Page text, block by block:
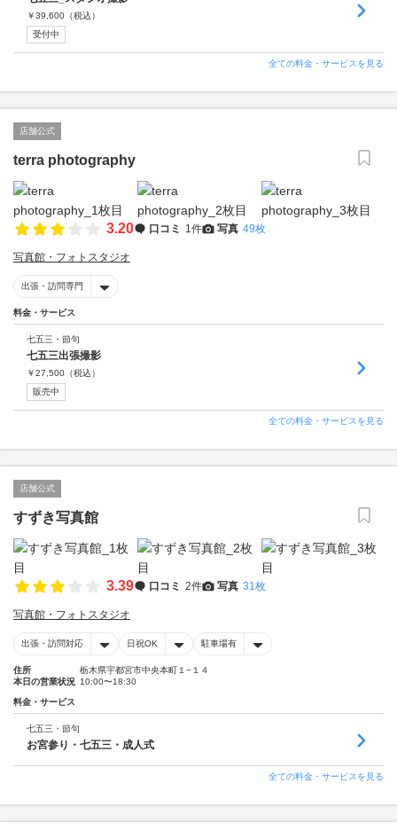
￥39,600 （税込）
受付中
全ての料金・サービスを見る
店舗公式
terra photography
3.20 口コミ 1件 写真 49枚
写真館・フォトスタジオ
出張・訪問専門
料金・サービス
七五三・節句
七五三出張撮影
￥27,500 （税込）
販売中
全ての料金・サービスを見る
店舗公式
すずき写真館
3.39 口コミ 2件 写真 31枚
写真館・フォトスタジオ
出張・訪問対応 日祝OK 駐車場有
住所
栃木県宇都宮市中央本町１−１４
本日の営業状況 10:00〜18:30
料金・サービス
七五三・節句
お宮参り・七五三・成人式
全ての料金・サービスを見る